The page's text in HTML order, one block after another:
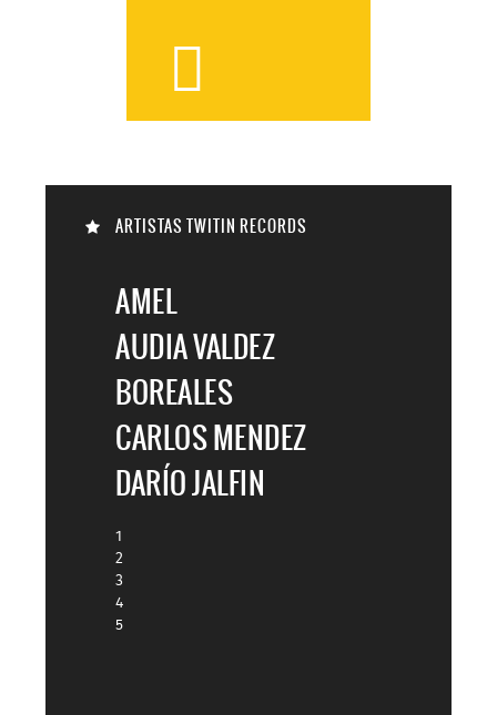



ARTISTAS TWITIN RECORDS
AMEL
AUDIA VALDEZ
BOREALES
CARLOS MENDEZ
DARÍO JALFIN
1
2
3
4
5